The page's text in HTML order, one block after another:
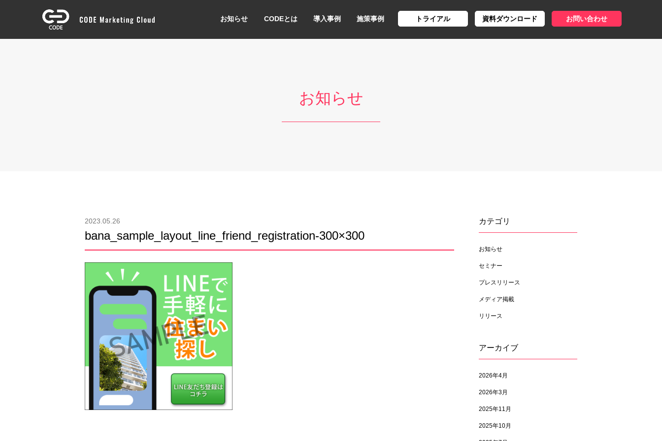
お知らせ CODEとは 導入事例 施策事例 トライアル 資料ダウンロード お問い合わせ
お知らせ
2023.05.26
bana_sample_layout_line_friend_registration-300×300
カテゴリ
お知らせ
セミナー
プレスリリース
メディア掲載
リリース
アーカイブ
2026年4月
2026年3月
2025年11月
2025年10月